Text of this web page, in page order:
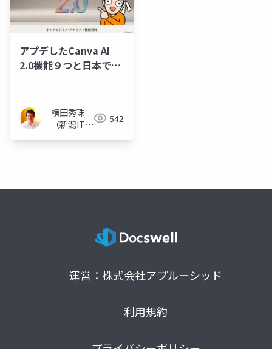
アプデしたCanva AI
2.0機能９つと日本でい
横田秀珠
（新潟ITコ
542
運営：株式会社アプルーシッド
利用規約